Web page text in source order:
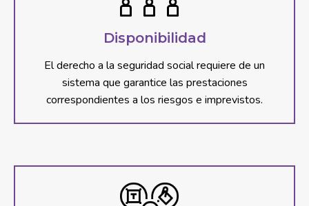
Disponibilidad
El derecho a la seguridad social requiere de un
sistema que garantice las prestaciones
correspondientes a los riesgos e imprevistos.